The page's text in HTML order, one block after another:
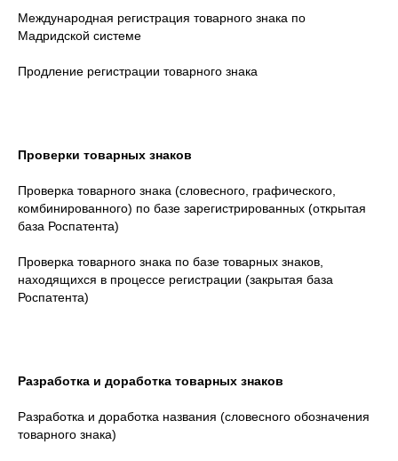
Международная регистрация товарного знака по
Мадридской системе
Продление регистрации товарного знака
Проверки товарных знаков
Проверка товарного знака (словесного, графического,
комбинированного) по базе зарегистрированных (открытая
база Роспатента)
Проверка товарного знака по базе товарных знаков,
находящихся в процессе регистрации (закрытая база
Роспатента)
Разработка и доработка товарных знаков
Разработка и доработка названия (словесного обозначения
товарного знака)